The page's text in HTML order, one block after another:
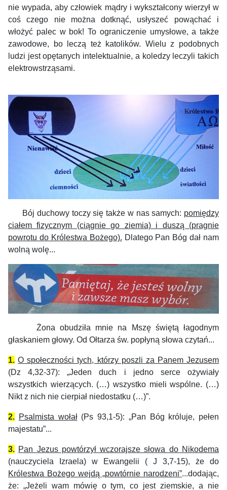
nie wypada, aby człowiek mądry i wykształcony wierzył w
coś czego nie można dotknąć, usłyszeć powąchać i
włożyć palec w bok! To ograniczenie umysłowe, a także
zawodowe, bo leczą też katolików. Wielu z podobnych
ludzi jest opętanych intelektualnie, a koledzy leczyli takich
elektrowstrząsami.
Bój duchowy toczy się także w nas samych: pomiędzy
ciałem fizycznym (ciągnie go ziemia) i duszą (pragnie
powrotu do Królestwa Bożego). Dlatego Pan Bóg dał nam
wolną wolę...
Żona obudziła mnie na Mszę świętą łagodnym
głaskaniem głowy. Od Ołtarza św. popłyną słowa czytań...
1. O społeczności tych, którzy poszli za Panem Jezusem
(Dz 4,32-37): „Jeden duch i jedno serce ożywiały
wszystkich wierzących. (…) wszystko mieli wspólne. (…)
Nikt z nich nie cierpiał niedostatku (…)”.
2. Psalmista wołał(Ps 93,1-5): „Pan Bóg króluje, pełen
majestatu”...
3. Pan Jezus powtórzył wczorajsze słowa do Nikodema
(nauczyciela Izraela) w Ewangelii ( J 3,7-15), że do
Królestwa Bożego wejdą „powtórnie narodzeni”...dodając,
że: „Jeżeli wam mówię o tym, co jest ziemskie, a nie